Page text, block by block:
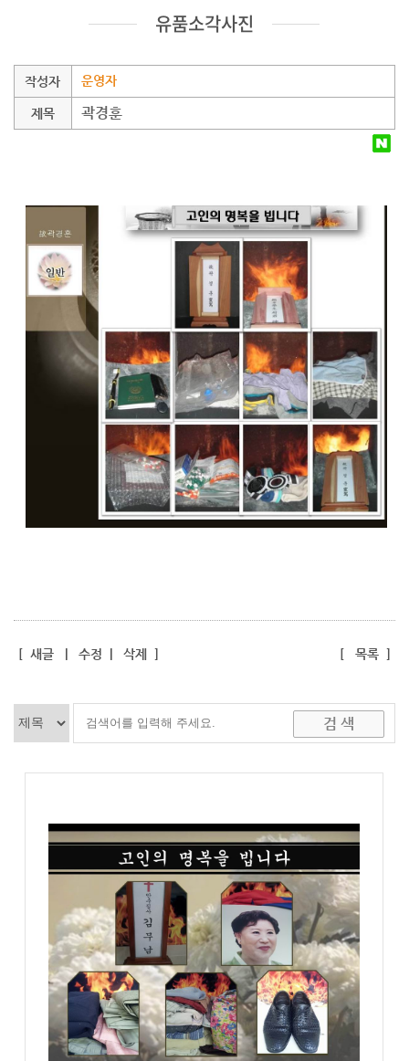
유품소각사진
작성자 운영자
제목 곽경훈
[ 새글| 수정 삭제 ] [ 목록]